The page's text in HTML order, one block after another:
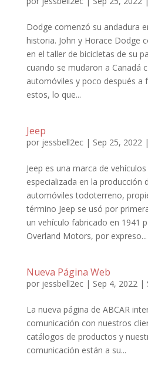
Dodge comenzó su andadura
historia. John y Horace Dodge
en el taller de bicicletas de su
cuando se mudaron a Canadá
automóviles y poco después a
estos, lo que...
Jeep
por jessbell2ec| Sep 25, 2022 |
Jeep es una marca de
especializada en la producción
automóviles todoterreno,
término Jeep se usó por
un vehículo fabricado en 1941
Overland Motors, por expreso...
Nueva Página Web
por jessbell2ec| Sep 4, 2022 |
La nueva página de ABCAR
comunicación con nuestros
catálogos de productos y
comunicación están a su...